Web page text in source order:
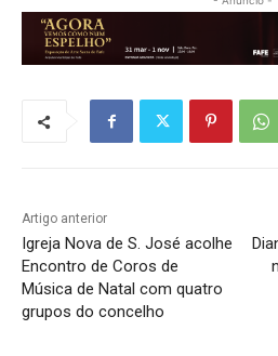
Artigo anterior
Igreja Nova de S. José acolhe
Encontro de Coros de
Música de Natal com quatro
grupos do concelho